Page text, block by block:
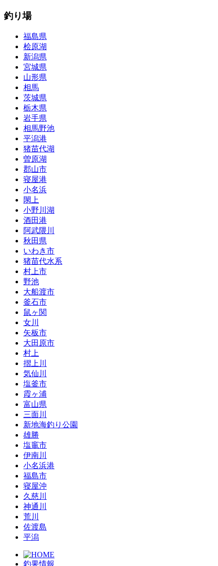
釣り場
福島県
桧原湖
新潟県
宮城県
山形県
相馬
茨城県
栃木県
岩手県
相馬野池
平潟港
猪苗代湖
曽原湖
郡山市
寝屋港
小名浜
閖上
小野川湖
酒田港
阿武隈川
秋田県
いわき市
猪苗代水系
村上市
野池
大船渡市
釜石市
鼠ヶ関
女川
矢板市
大田原市
村上
摺上川
気仙川
塩釜市
霞ヶ浦
富山県
三面川
新地海釣り公園
雄勝
塩竈市
伊南川
小名浜港
福島市
寝屋沖
久慈川
神通川
荒川
佐渡島
平潟
釣果情報